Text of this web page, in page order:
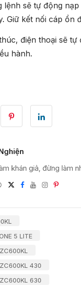
lệnh sẽ tự động nạp
Giữ kết nối cáp ổn
điện thoại sẽ tự
hành.
khán giả, đừng làm
WebsiteTwitter
Facebook
YoutubeInstagram
5 LITE
430
630